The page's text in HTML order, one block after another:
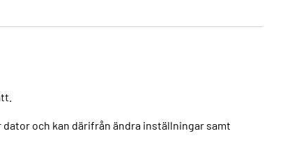
och kan därifrån ändra inställningar samt